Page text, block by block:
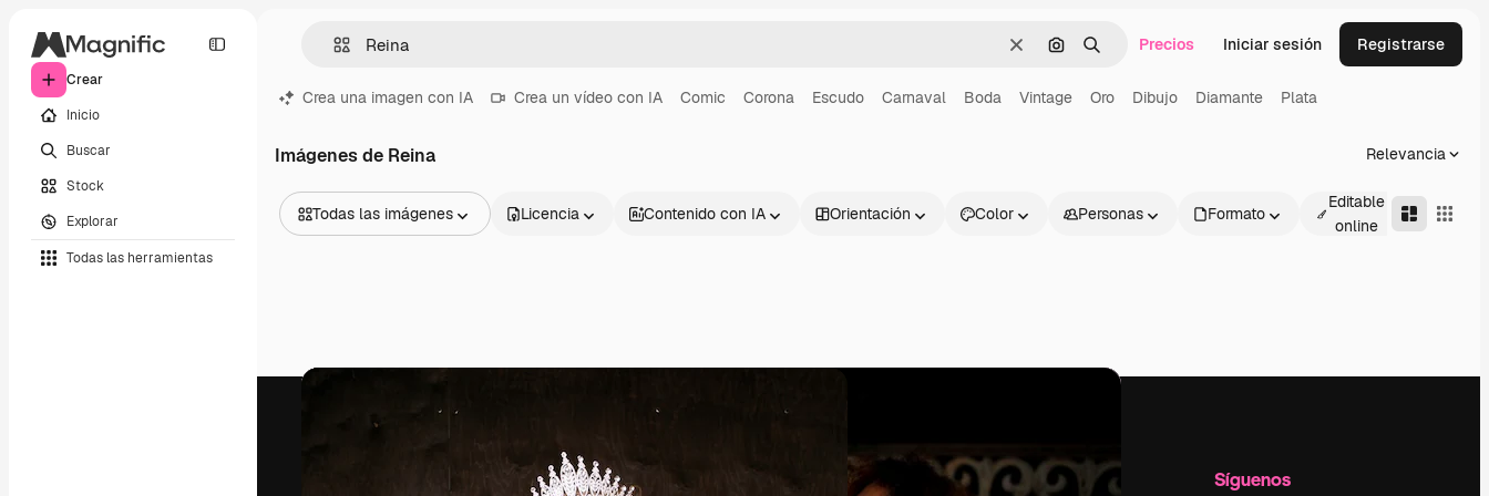
Crear
Inicio
Buscar
Stock
Explorar
Todas las herramientas
BorrarBuscar por imagen
BuscarPrecios Iniciar sesión Registrarse
Crea una imagen con IA Crea un vídeo con IA Comic Corona Escudo Carnaval Boda Vintage Oro Dibujo Diamante Plata
Imágenes de Reina Relevancia
Todas las imágenes
Vídeos
Plantillas de vídeos
Licencia Contenido con IA Orientación Color Personas Formato
Editable
online
Información útil Empresa Síguenos